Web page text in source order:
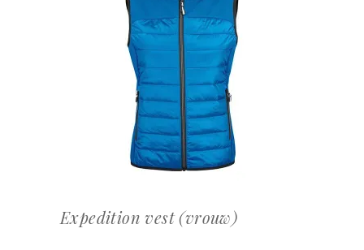
OFFERTEAANVRAAG
Expedition vest (vrouw)